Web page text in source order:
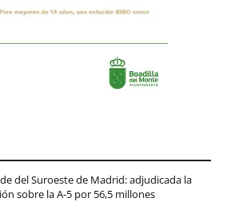
del Suroeste de Madrid: adjudicada la
sobre la A-5 por 56,5 millones